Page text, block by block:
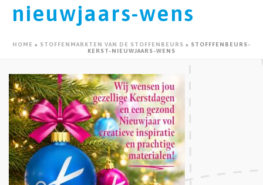
nieuwjaars-wens
HOME » STOFFENMARKTEN VAN DE STOFFENBEURS » STOFFFENBEURS-
KERST-NIEUWJAARS-WENS